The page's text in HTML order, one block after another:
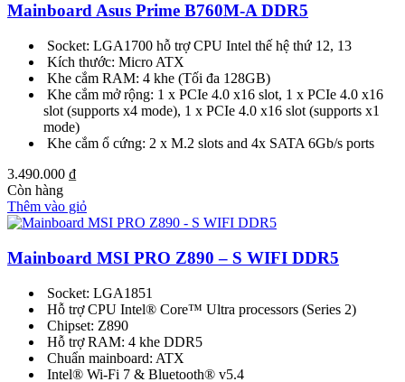
Mainboard Asus Prime B760M-A DDR5
Socket: LGA1700 hỗ trợ CPU Intel thế hệ thứ 12, 13
Kích thước: Micro ATX
Khe cắm RAM: 4 khe (Tối đa 128GB)
Khe cắm mở rộng: 1 x PCIe 4.0 x16 slot, 1 x PCIe 4.0 x16
slot (supports x4 mode), 1 x PCIe 4.0 x16 slot (supports x1
mode)
Khe cắm ổ cứng: 2 x M.2 slots and 4x SATA 6Gb/s ports
3.490.000 ₫
Còn hàng
Thêm vào giỏ
Mainboard MSI PRO Z890 – S WIFI DDR5
Socket: LGA1851
Hỗ trợ CPU Intel® Core™ Ultra processors (Series 2)
Chipset: Z890
Hỗ trợ RAM: 4 khe DDR5
Chuẩn mainboard: ATX
Intel® Wi-Fi 7 & Bluetooth® v5.4